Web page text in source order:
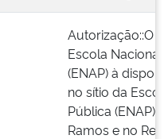
Autorização::O
Escola
(ENAP) à
no sítio da
Pública (ENAP),
Ramos e no